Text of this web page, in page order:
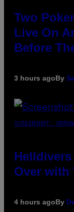
Two
Live On
Before
3 hours agoBy
SCREENSHOT:
Over with
4 hours agoBy